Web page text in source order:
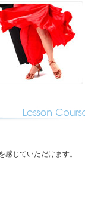
じていただけます。